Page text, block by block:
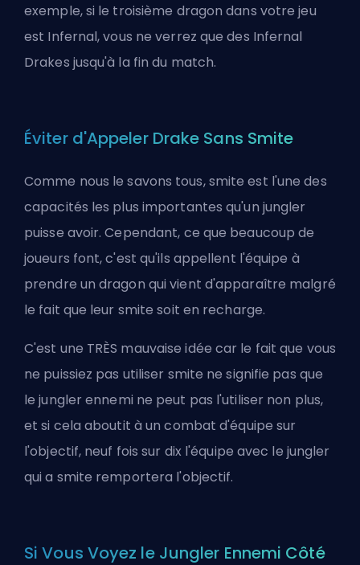
exemple, si le troisième dragon dans votre jeu
est Infernal, vous ne verrez que des Infernal
Drakes jusqu'à la fin du match.
Éviter d'Appeler Drake Sans Smite
Comme nous le savons tous, smite est l'une des
capacités les plus importantes qu'un jungler
puisse avoir. Cependant, ce que beaucoup de
joueurs font, c'est qu'ils appellent l'équipe à
prendre un dragon qui vient d'apparaître malgré
le fait que leur smite soit en recharge.
C'est une TRÈS mauvaise idée car le fait que vous
ne puissiez pas utiliser smite ne signifie pas que
le jungler ennemi ne peut pas l'utiliser non plus,
et si cela aboutit à un combat d'équipe sur
l'objectif, neuf fois sur dix l'équipe avec le jungler
qui a smite remportera l'objectif.
Si Vous Voyez le Jungler Ennemi Côté